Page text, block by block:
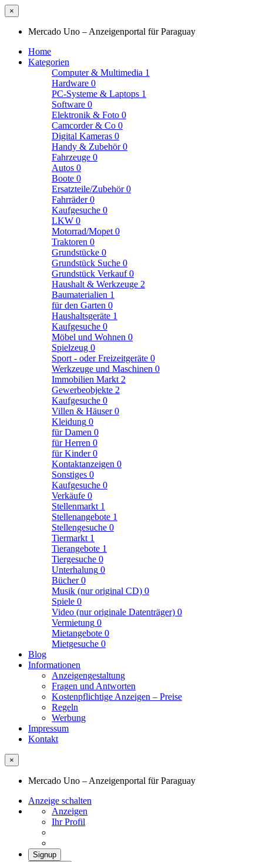
×
Mercado Uno – Anzeigenportal für Paraguay
Home
Kategorien
Computer & Multimedia 1
Hardware 0
PC-Systeme & Laptops 1
Software 0
Elektronik & Foto 0
Camcorder & Co 0
Digital Kameras 0
Handy & Zubehör0
Fahrzeuge 0
Autos 0
Boote 0
Ersatzteile/Zubehör0
Fahrräder0
Kaufgesuche 0
LKW 0
Motorrad/Mopet 0
Traktoren 0
Grundstücke 0
Grundstück Suche 0
Grundstück Verkauf0
Haushalt & Werkzeuge 2
Baumaterialien 1
für den Garten 0
Haushaltsgeräte 1
Kaufgesuche 0
Möbel und Wohnen 0
Spielzeug 0
Sport - oder Freizeitgeräte 0
Werkzeuge und Maschinen 0
Immobilien Markt 2
Gewerbeobjekte 2
Kaufgesuche 0
Villen & Häuser0
Kleidung 0
für Damen 0
für Herren 0
für Kinder0
Kontaktanzeigen 0
Sonstiges 0
Kaufgesuche 0
Verkäufe 0
Stellenmarkt 1
Stellenangebote 1
Stellengesuche 0
Tiermarkt 1
Tierangebote 1
Tiergesuche 0
Unterhalung 0
Bücher0
Musik (nur original CD) 0
Spiele 0
Video (nur originale Datenträger) 0
Vermietung 0
Mietangebote 0
Mietgesuche 0
Blog
Informationen
Anzeigengestaltung
Fragen und Antworten
Kostenpflichtige Anzeigen – Preise
Regeln
Werbung
Impressum
Kontakt
×
Mercado Uno – Anzeigenportal für Paraguay
Anzeige schalten
Anzeigen
Ihr Profil
Signup